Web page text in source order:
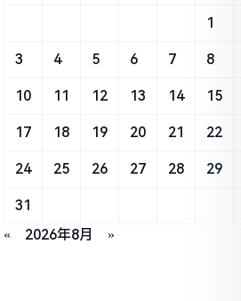
« 2026年8月 »
1
3 4 5 6 7 8
10 11 12 13 14 15
17 18 19 20 21 22
24 25 26 27 28 29
31